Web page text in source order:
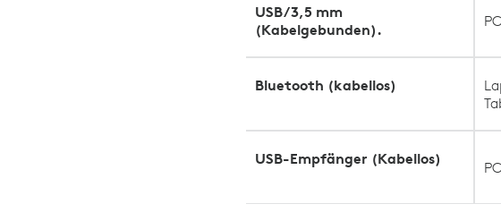
USB/3,5 mm
(Kabelgebunden).
Bluetooth (kabellos)
USB-Empfänger (Kabellos)